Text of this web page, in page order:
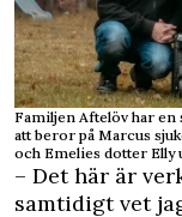
Familjen Aftelöv har
att beror på Marcus
och Emelies dotter Elly
– Det här är
samtidigt vet